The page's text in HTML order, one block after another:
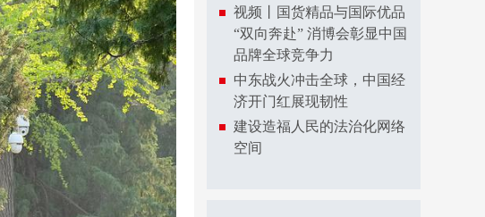
视频丨国货精品与国际优品
“双向奔赴” 消博会彰显中国
品牌全球竞争力
中东战火冲击全球，中国经
济开门红展现韧性
建设造福人民的法治化网络
空间